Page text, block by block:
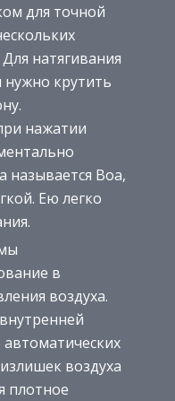
для точной
натягивания
нужно крутить
нажатии
называется Boa,
Ею легко
в
воздуха.
автоматических
воздуха
плотное